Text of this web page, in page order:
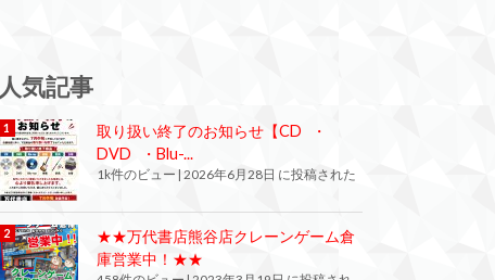
人気記事
取り扱い終了のお知らせ【CD ・
DVD ・Blu-...
1k件のビュー | 2026年6月28日 に投稿された
★★万代書店熊谷店クレーンゲーム倉
庫営業中！★★